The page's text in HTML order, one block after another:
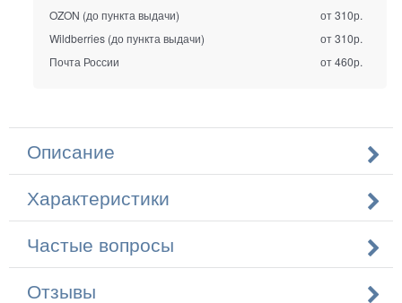
OZON (до пункта выдачи)
от 310р.
Wildberries (до пункта выдачи)
от 310р.
Почта России
от 460р.
Описание
Характеристики
Частые вопросы
Отзывы